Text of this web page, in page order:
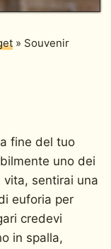
» Souvenir
fine del tuo
uno dei
sentirai una
euforia per
credevi
in spalla,